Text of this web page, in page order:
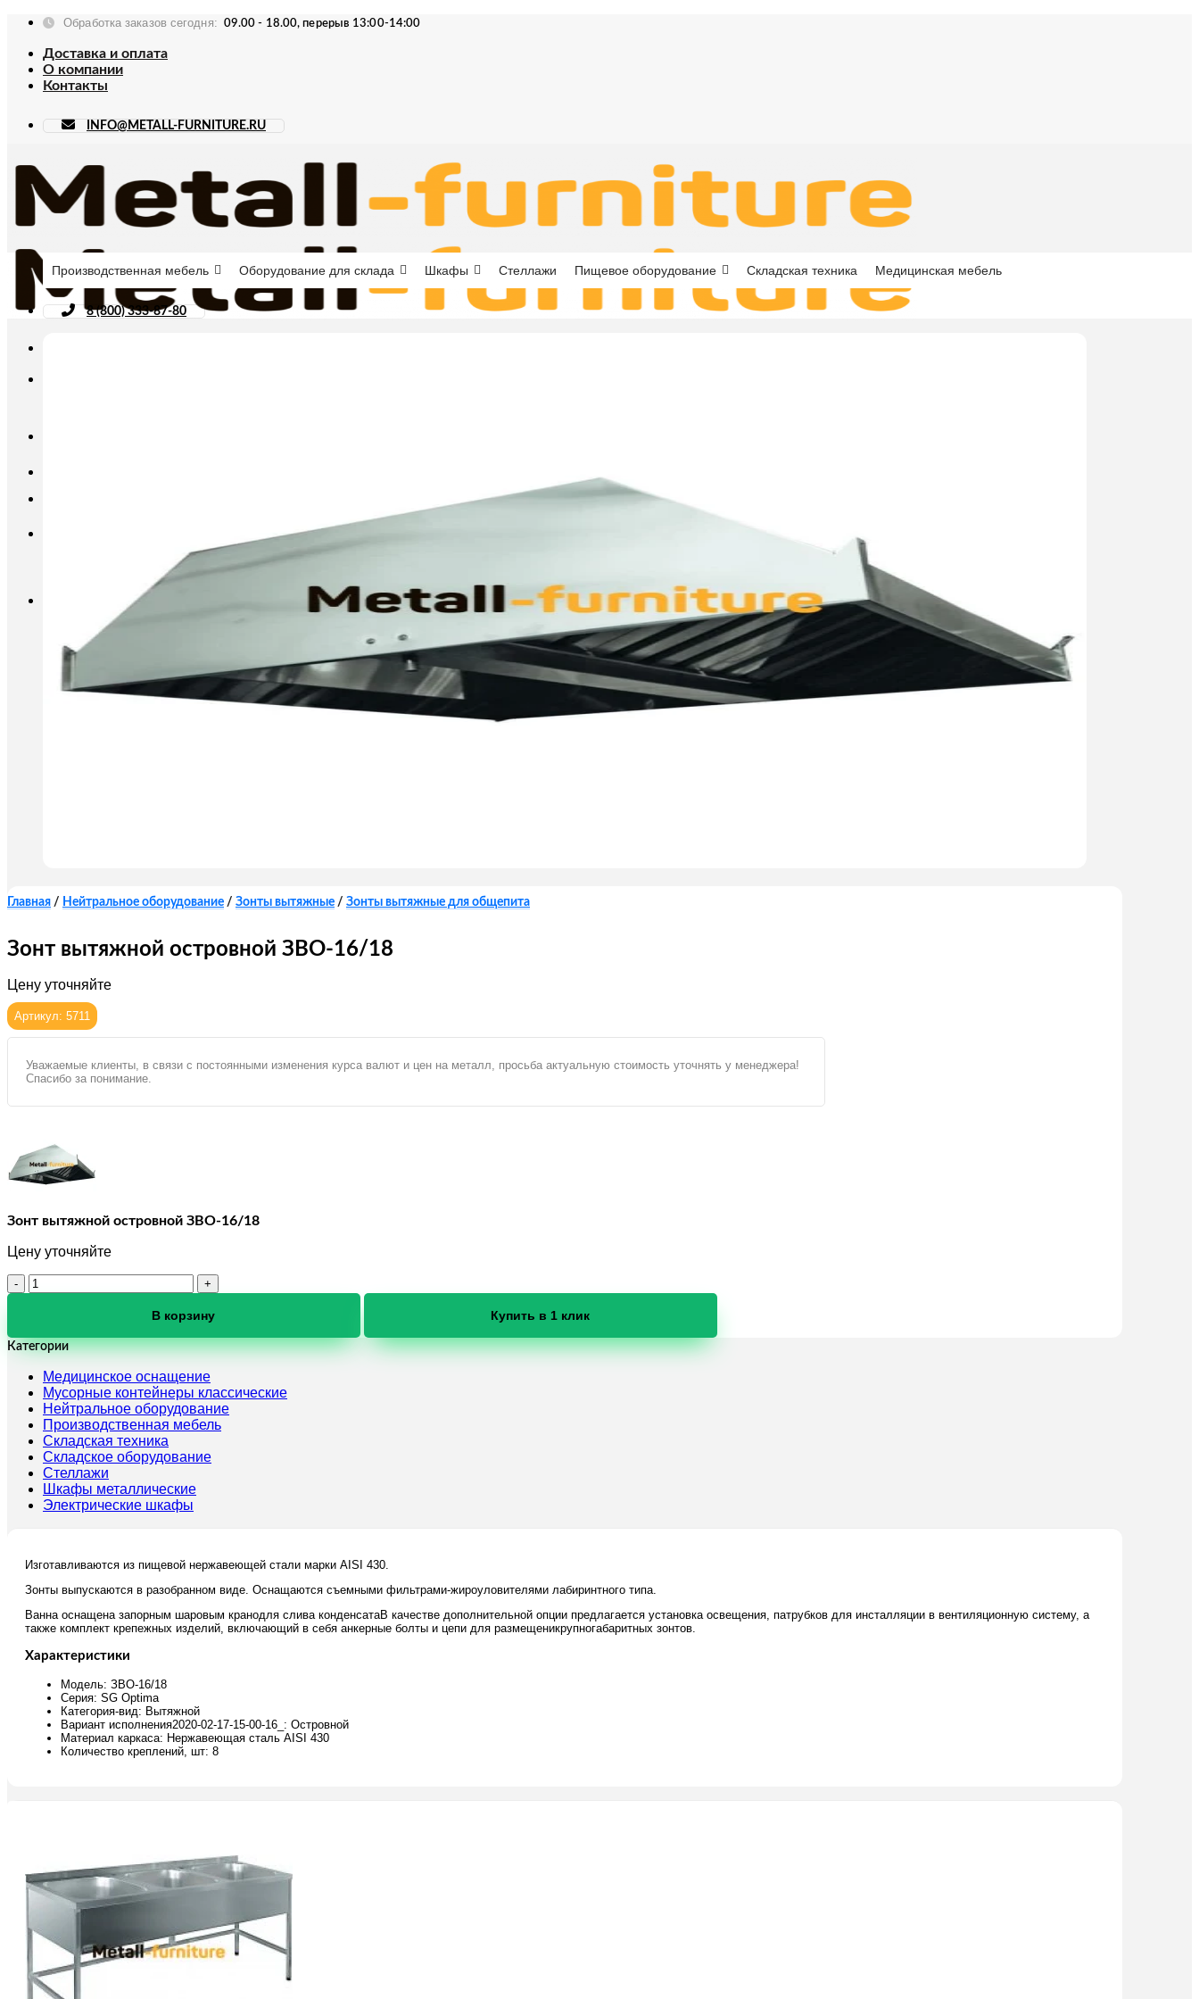
Skip
content
Обработка заказов сегодня: 09.00 - 18.00, перерыв 13:00-14:00
Доставка и оплата
О компании
Контакты
INFO@METALL-FURNITURE.RU
Производственная мебель Оборудование для склада Шкафы Стеллажи Пищевое оборудование Складская техника Медицинская мебель
8 (800) 333-87-80
Главная / Нейтральное оборудование / Зонты вытяжные / Зонты вытяжные для общепита
Зонт вытяжной островной ЗВО-16/18
Цену уточняйте
Артикул: 5711
Уважаемые клиенты, в связи с постоянными изменения курса валют и цен на металл, просьба актуальную стоимость уточнять у менеджера!
Спасибо за понимание.
Зонт вытяжной островной ЗВО-16/18
Цену уточняйте
Количество
товара
островной
В корзину Купить в 1 клик
Категории
Медицинское оснащение
Мусорные контейнеры классические
Нейтральное оборудование
Производственная мебель
Складская техника
Складское оборудование
Стеллажи
Шкафы металлические
Электрические шкафы
Изготавливаются из пищевой нержавеющей стали марки AISI 430.
Зонты выпускаются в разобранном виде. Оснащаются съемными фильтрами-жироуловителями лабиринтного типа.
Ванна оснащена запорным шаровым кранодля слива конденсатаВ качестве дополнительной опции предлагается установка освещения, патрубков для инсталляции в вентиляционную систему, а
также комплект крепежных изделий, включающий в себя анкерные болты и цепи для размещеникрупногабаритных зонтов.
Характеристики
Модель: ЗВО-16/18
Серия: SG Optima
Категория-вид: Вытяжной
Вариант исполнения2020-02-17-15-00-16_: Островной
Материал каркаса: Нержавеющая сталь AISI 430
Количество креплений, шт: 8